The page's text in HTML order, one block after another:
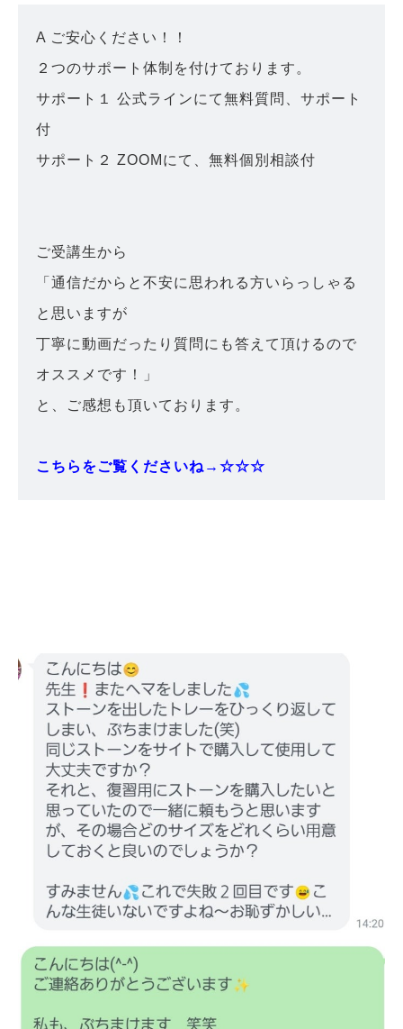
A ご安心ください！！
２つのサポート体制を付けております。
サポート１ 公式ラインにて無料質問、サポート
付
サポート２ ZOOMにて、無料個別相談付
ご受講生から
「通信だからと不安に思われる方いらっしゃる
と思いますが
丁寧に動画だったり質問にも答えて頂けるので
オススメです！」
と、ご感想も頂いております。
こちらをご覧くださいね→☆☆☆